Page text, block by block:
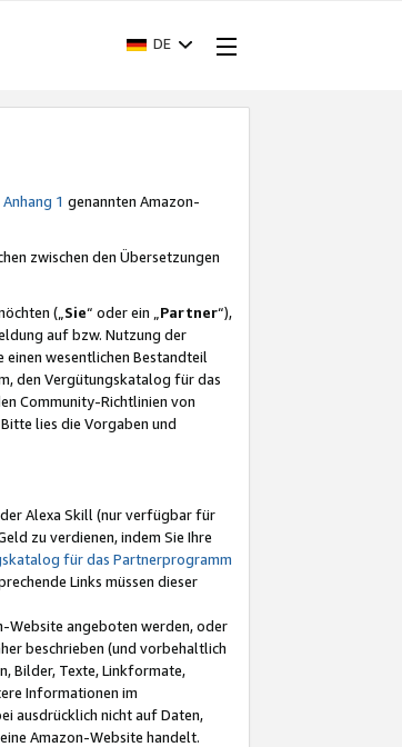
DE
Anhang 1 genannten Amazon-
zwischen den Übersetzungen
(„Sie“ oder ein „Partner“),
auf bzw. Nutzung der
einen wesentlichen Bestandteil
den Vergütungskatalog für das
Community-Richtlinien von
lies die Vorgaben und
Alexa Skill (nur verfügbar für
zu verdienen, indem Sie Ihre
für das Partnerprogramm
Links müssen dieser
Website angeboten werden, oder
beschrieben (und vorbehaltlich
Bilder, Texte, Linkformate,
Informationen im
ausdrücklich nicht auf Daten,
Amazon-Website handelt.